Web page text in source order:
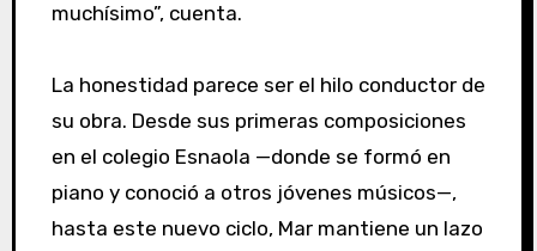
muchísimo”, cuenta.
La honestidad parece ser el hilo conductor de
su obra. Desde sus primeras composiciones
en el colegio Esnaola —donde se formó en
piano y conoció a otros jóvenes músicos—,
hasta este nuevo ciclo, Mar mantiene un lazo